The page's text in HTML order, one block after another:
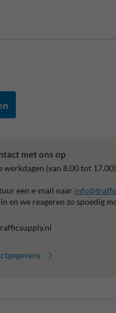
met ons op
werkdagen (van 8.00 tot
een e-mail naar
en we reageren zo spoedig